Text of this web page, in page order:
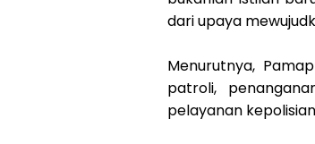
dari upaya
Menurutnya,
patroli,
pelayanan